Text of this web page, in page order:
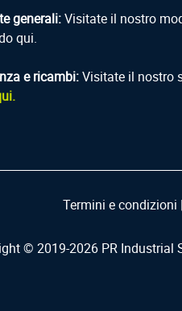
generali:Visitate il nostro
qui.
e ricambi:Visitate il nostro
Termini e condizioni |
© 2019-2026 PR Industrial